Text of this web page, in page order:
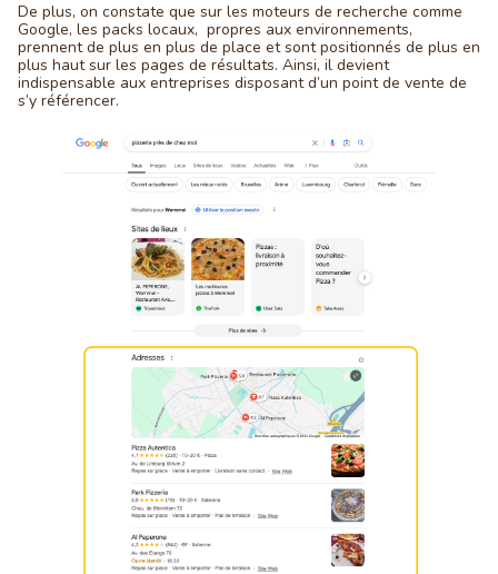
De plus, on constate que sur les moteurs de recherche comme
Google, les packs locaux, propres aux environnements,
prennent de plus en plus de place et sont positionnés de plus en
plus haut sur les pages de résultats. Ainsi, il devient
indispensable aux entreprises disposant d’un point de vente de
s’y référencer.